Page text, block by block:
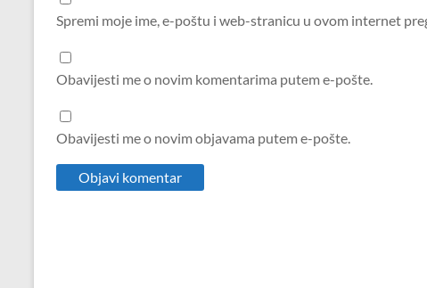
Spremi moje ime, e-poštu i web-stranicu u ovom internet
Obavijesti me o novim komentarima putem e-pošte.
Obavijesti me o novim objavama putem e-pošte.